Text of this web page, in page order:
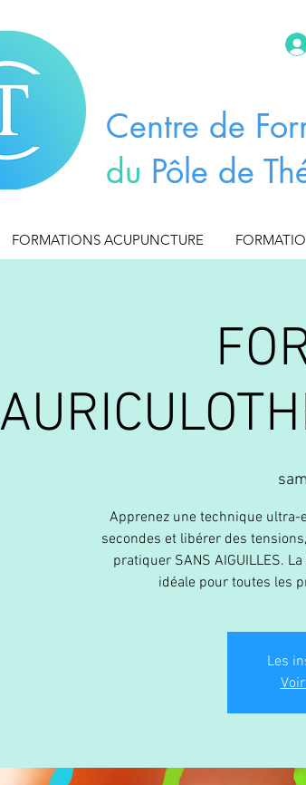
Centre de
du Pôle de
FORMATIONS ACUPUNCTURE
Apprenez une technique
secondes et libérer des
pratiquer SANS AIGUILLES.
idéale pour toutes les
Les